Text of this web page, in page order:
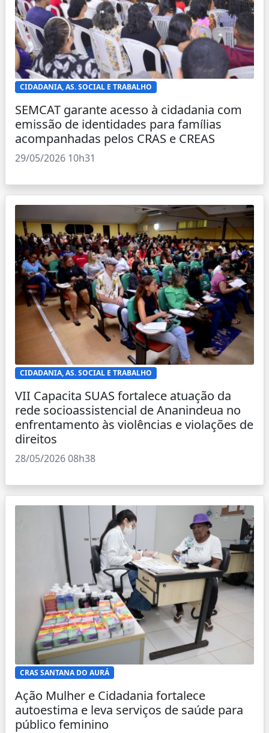
CIDADANIA, AS. SOCIAL E TRABALHO
SEMCAT garante acesso à cidadania com
emissão de identidades para famílias
acompanhadas pelos CRAS e CREAS
29/05/2026 10h31
CIDADANIA, AS. SOCIAL E TRABALHO
VII Capacita SUAS fortalece atuação da
rede socioassistencial de Ananindeua no
enfrentamento às violências e violações de
direitos
28/05/2026 08h38
CRAS SANTANA DO AURÁ
Ação Mulher e Cidadania fortalece
autoestima e leva serviços de saúde para
público feminino